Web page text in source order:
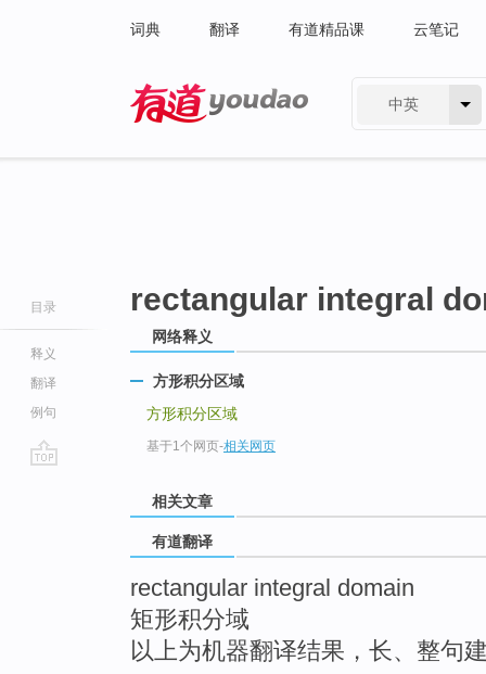
词典 翻译 有道精品课 云笔记
中英
目录
释义
翻译
例句
rectangular integral
网络释义
方形积分区域
方形积分区域
基于1个网页-相关网页
相关文章
有道翻译
rectangular integral domain
矩形积分域
以上为机器翻译结果，长、整句